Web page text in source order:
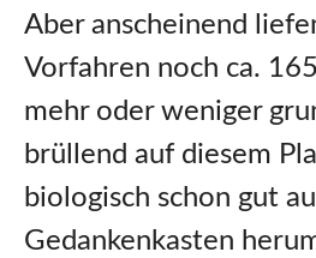
Aber anscheinend
Vorfahren noch ca.
mehr oder weniger
brüllend auf diesem
biologisch schon gut
Gedankenkasten